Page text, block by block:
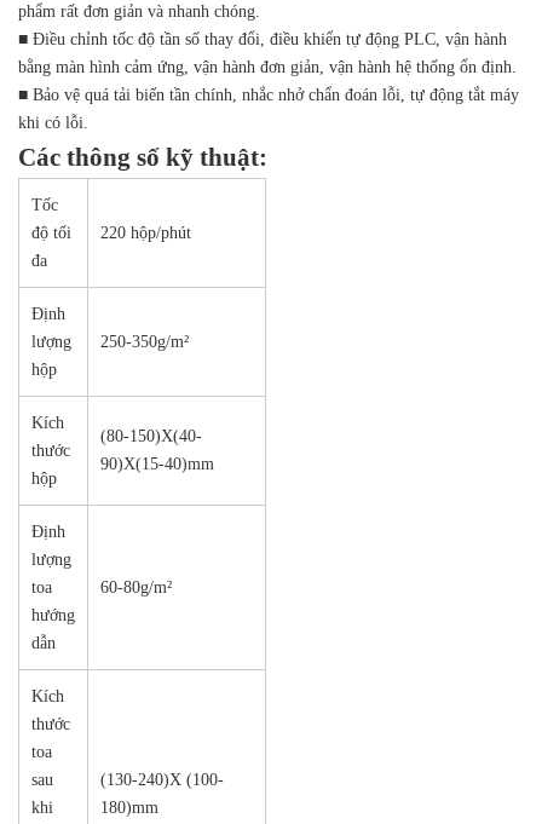
phẩm rất đơn giản và nhanh chóng.
■ Điều chỉnh tốc độ tần số thay đổi, điều khiển tự động PLC, vận hành
bằng màn hình cảm ứng, vận hành đơn giản, vận hành hệ thống ổn định.
■ Bảo vệ quá tải biến tần chính, nhắc nhở chẩn đoán lỗi, tự động tắt máy
khi có lỗi.
Các thông số kỹ thuật:
Tốc
độ tối
đa
220 hộp/phút
Định
lượng
hộp
250-350g/m²
Kích
thước
hộp
(80-150)X(40-
90)X(15-40)mm
Định
lượng
toa
hướng
dẫn
60-80g/m²
Kích
thước
toa
sau
khi
(130-240)X (100-
180)mm